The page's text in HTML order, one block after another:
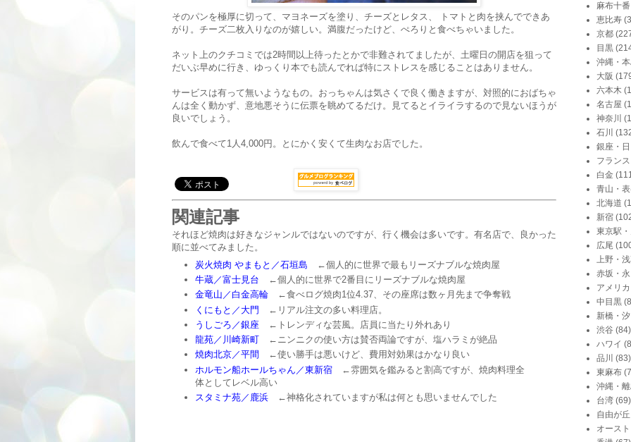
そのパンを極厚に切って、マヨネーズを塗り、チーズとレタス、 トマトと肉を挟んでできあ
がり。チーズ二枚入りなのが嬉しい。満腹だったけど、ぺろりと食べちゃいました。
ネット上のクチコミでは2時間以上待ったとかで非難されてましたが、土曜日の開店を狙って
だいぶ早めに行き、ゆっくり本でも読んでれば特にストレスを感じることはありません。
サービスは有って無いようなもの。おっちゃんは気さくで良く働きますが、対照的におばちゃ
んは全く動かず、意地悪そうに伝票を眺めてるだけ。見てるとイライラするので見ないほうが
良いでしょう。
飲んで食べて1人4,000円。とにかく安くて生肉なお店でした。
関連記事
それほど焼肉は好きなジャンルではないのですが、行く機会は多いです。有名店で、良かった
順に並べてみました。
炭火焼肉 やまもと／石垣島 ←個人的に世界で最もリーズナブルな焼肉屋
牛蔵／富士見台 ←個人的に世界で2番目にリーズナブルな焼肉屋
金竜山／白金高輪 ←食べログ焼肉1位4.37、その座席は数ヶ月先まで争奪戦
くにもと／大門 ←リアル注文の多い料理店。
うしごろ／銀座 ←トレンディな芸風。店員に当たり外れあり
龍苑／川崎新町 ←ニンニクの使い方は賛否両論ですが、塩ハラミが絶品
焼肉北京／平間
←使い勝手は悪いけど、費用対効果はかなり良い
ホルモン船ホールちゃん／東新宿 ←雰囲気を鑑みると割高ですが、焼肉料理全
体としてレベル高い
スタミナ苑／鹿浜 ←神格化されていますが私は何とも思いませんでした
麻布十番
恵比寿
京都
目黒
沖縄・
大阪
六本木
名古屋
神奈川
石川
銀座・
フランス
白金
青山・
北海道
新宿
東京駅
広尾
上野・
赤坂・
アメリカ
中目黒
新橋・
渋谷 (84)
ハワイ
品川 (83)
東麻布
沖縄・
台湾 (69)
自由が
オース